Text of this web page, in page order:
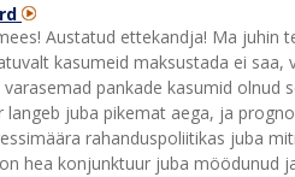
Austatud ettekandja! Ma juhin
kasumeid maksustada ei saa,
pankade kasumid
langeb juba pikemat aega, ja
rahanduspoliitikas juba
hea konjunktuur juba möödunud